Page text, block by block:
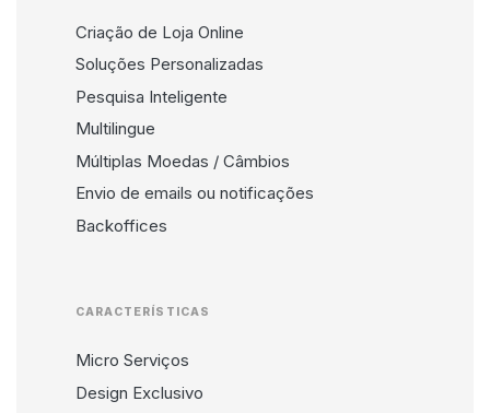
Criação de Loja Online
Soluções Personalizadas
Pesquisa Inteligente
Multilingue
Múltiplas Moedas / Câmbios
Envio de emails ou notificações
Backoffices
CARACTERÍSTICAS
Micro Serviços
Design Exclusivo